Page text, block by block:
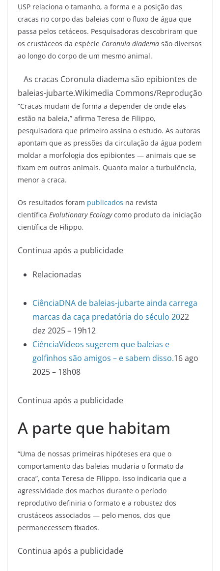
USP relaciona o tamanho, a forma e a posição das
cracas no corpo das baleias com o fluxo de água que
passa pelos cetáceos. Pesquisadoras descobriram que
os crustáceos da espécie Coronula diadema são diversos
ao longo do corpo de um mesmo animal.
As cracas Coronula diadema são epibiontes de
baleias-jubarte.Wikimedia Commons/Reprodução
“Cracas mudam de forma a depender de onde elas
estão na baleia,” afirma Teresa de Filippo,
pesquisadora que primeiro assina o estudo. As autoras
apontam que as pressões da circulação da água podem
moldar a morfologia dos epibiontes — animais que se
fixam em outros animais. Quanto maior a turbulência,
menor a craca.
Os resultados foram publicados na revista
científica Evolutionary Ecologycomo produto da iniciação
científica de Filippo.
Continua após a publicidade
Relacionadas
CiênciaDNA de baleias-jubarte ainda carrega
marcas da caça predatória do século 2022
dez 2025 – 19h12
CiênciaVídeos sugerem que baleias e
golfinhos são amigos – e sabem disso.16 ago
2025 – 18h08
Continua após a publicidade
A parte que habitam
“Uma de nossas primeiras hipóteses era que o
comportamento das baleias mudaria o formato da
craca”, conta Teresa de Filippo. Isso indicaria que a
agressividade dos machos durante o período
reprodutivo definiria o formato e a robustez dos
crustáceos associados — pelo menos, dos que
permanecessem fixados.
Continua após a publicidade